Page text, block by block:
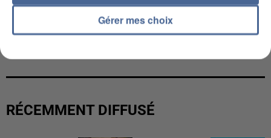
RÉCEMMENT DIFFUSÉ
Gérer mes choix